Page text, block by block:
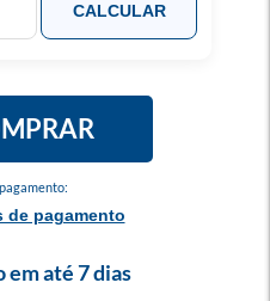
de pagamento
CALCULAR
em até 7 dias